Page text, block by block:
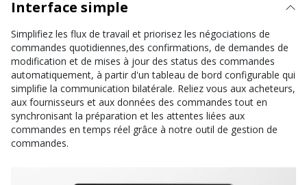
Interface simple
Simplifiez les flux de travail et priorisez les négociations de
commandes quotidiennes,des confirmations, de demandes de
modification et de mises à jour des status des commandes
automatiquement, à partir d'un tableau de bord configurable qui
simplifie la communication bilatérale. Reliez vous aux acheteurs,
aux fournisseurs et aux données des commandes tout en
synchronisant la préparation et les attentes liées aux
commandes en temps réel grâce à notre outil de gestion de
commandes.